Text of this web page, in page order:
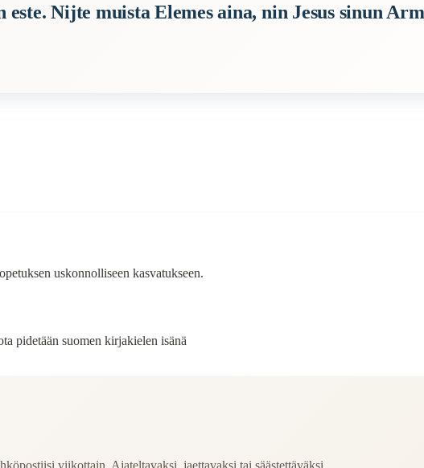
opetuksen uskonnolliseen kasvatukseen.
Nijte muista Elemes aina, nin Jesus sinun
uskonnolliseen kasvatukseen.
pidetään suomen kirjakielen isänä
viikottain. Ajateltavaksi, jaettavaksi tai säästettäväksi.